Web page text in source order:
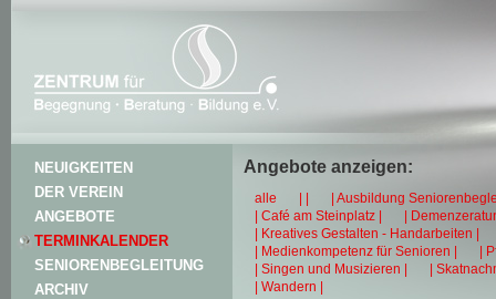
NEUIGKEITEN
DER VEREIN
ANGEBOTE
TERMINKALENDER
SENIORENBEGLEITUNG
ARCHIV
Angebote anzeigen:
alle | |
| Ausbildung
| Café am Steinplatz |
|
| Kreatives Gestalten - Handarbeiten |
| Medienkompetenz für Senioren |
|
| Singen und Musizieren |
|
| Wandern |